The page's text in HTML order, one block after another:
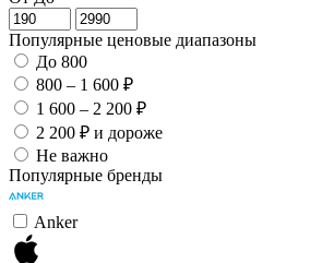
Популярные ценовые диапазоны
До 800
800 – 1 600 ₽
1 600 – 2 200 ₽
2 200 ₽ и дороже
Не важно
Популярные бренды
Anker